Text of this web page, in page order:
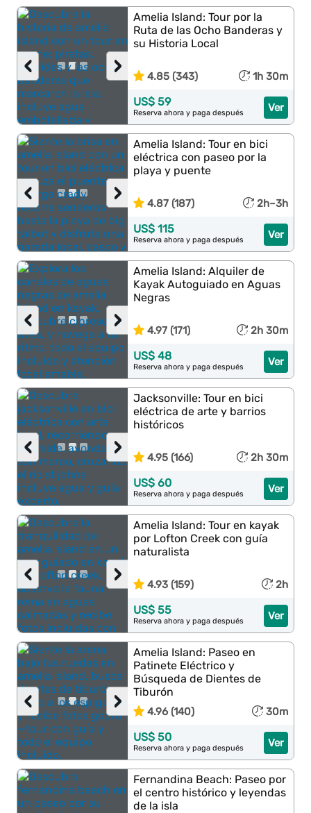
›
‹
Amelia Island: Tour por la
Ruta de las Ocho Banderas y
su Historia Local
4.85 (343) 1h 30m
Ver
US$ 59
Reserva ahora y paga después
›
‹
Amelia Island: Tour en bici
eléctrica con paseo por la
playa y puente
4.87 (187) 2h–3h
Ver
US$ 115
Reserva ahora y paga después
›
‹
Amelia Island: Alquiler de
Kayak Autoguiado en Aguas
Negras
4.97 (171) 2h 30m
Ver
US$ 48
Reserva ahora y paga después
›
‹
Jacksonville: Tour en bici
eléctrica de arte y barrios
históricos
4.95 (166) 2h 30m
Ver
US$ 60
Reserva ahora y paga después
›
‹
Amelia Island: Tour en kayak
por Lofton Creek con guía
naturalista
4.93 (159) 2h
Ver
US$ 55
Reserva ahora y paga después
›
‹
Amelia Island: Paseo en
Patinete Eléctrico y
Búsqueda de Dientes de
Tiburón
4.96 (140) 30m
Ver
US$ 50
Reserva ahora y paga después
Fernandina Beach: Paseo por
el centro histórico y leyendas
de la isla